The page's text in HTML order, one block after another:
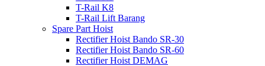
T-Rail K8
T-Rail Lift Barang
Spare Part Hoist
Rectifier Hoist Bando SR-30
Rectifier Hoist Bando SR-60
Rectifier Hoist DEMAG